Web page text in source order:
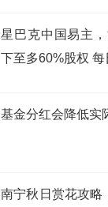
星巴克中国易主
下至多60%股权 每
基金分红会降低实
南宁秋日赏花攻略